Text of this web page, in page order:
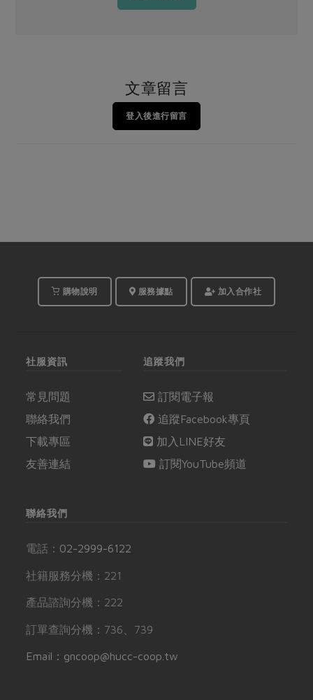
文章留言
登入後進行留言
購物說明 服務據點 加入合作社
社服資訊
常見問題
聯絡我們
下載專區
友善連結
追蹤我們
訂閱電子報
追蹤Facebook專頁
加入LINE好友
訂閱YouTube頻道
聯絡我們
電話： 02-2999-6122
社籍服務分機：221
產品諮詢分機：222
訂單查詢分機：736、739
Email：gncoop@hucc-coop.tw